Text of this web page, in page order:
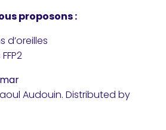
proposons :
d’oreilles
Audouin. Distributed by